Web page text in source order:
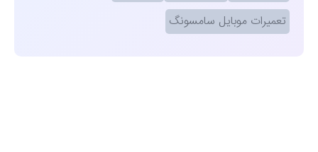
تعمیرات موبایل سامسونگ